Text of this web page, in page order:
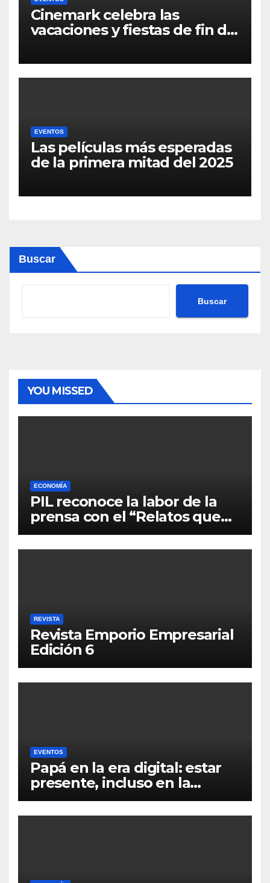
Cinemark celebra las
vacaciones y fiestas de fin de
coleccionables imperdibles
EVENTOS
Las películas más esperadas
de la primera mitad del 2025
Buscar
Buscar
YOU MISSED
ECONOMÍA
PIL reconoce la labor de la
prensa con el “Relatos que
alimentan Bolivia”
REVISTA
Revista Emporio Empresarial
Edición 6
EVENTOS
Papá en la era digital: estar
presente, incluso en la
distancia